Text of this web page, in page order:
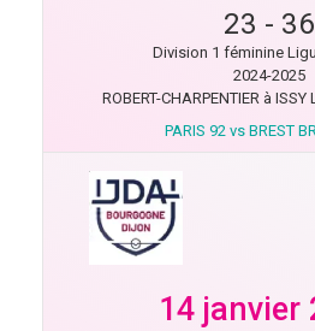
23 - 36
Division 1 féminine
2024-2025
ROBERT-CHARPENTIER à
PARIS 92 vs BREST
14 janvier